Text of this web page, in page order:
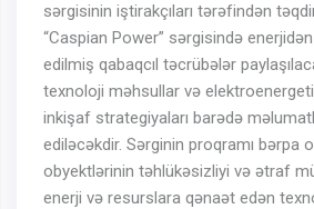
sərgisinin iştirakçıları tərəfindən
“Caspian Power” sərgisində
edilmiş qabaqcıl təcrübələr
texnoloji məhsullar və
inkişaf strategiyaları barədə
ediləcəkdir. Sərginin proqramı bərpa
obyektlərinin təhlükəsizliyi və ətraf
enerji və resurslara qənaət edən